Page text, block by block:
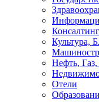
Консалтинг
Культура,
Нефть,
Отели